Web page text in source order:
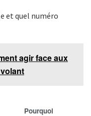
et quel numéro
agir face aux
Pourquoi